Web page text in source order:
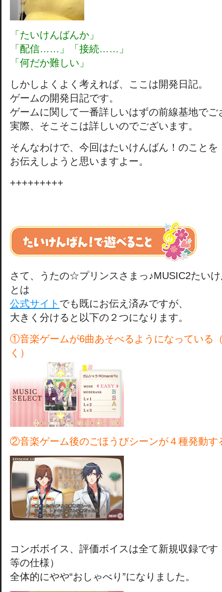
「たいけんばんか」
「配信……」「接続……」
「何だか難しい」
しかしよくよく考えれば、ここは開発日記。
ゲームの開発日記です。
ゲームに関して一番詳しいはずの前線基地でご
実際、そこそこは詳しいのでございます。
そんなわけで、今回はたいけんばん！のことを
お伝えしようと思いますよー。
+++++++++
さて、うたの☆プリンスさまっ♪MUSIC2たい
とは
公式サイト でも既にお伝え済みですが、
大きく分けると以下の２つになります。
①音楽ゲームが6曲あそべるようになっている
く）
②音楽ゲーム後のごほうびシーンが４種発動す
コンボボイス、評価ボイスは全て新規収録で
等の仕様）
全体的にやや“おしゃべり”になりました。